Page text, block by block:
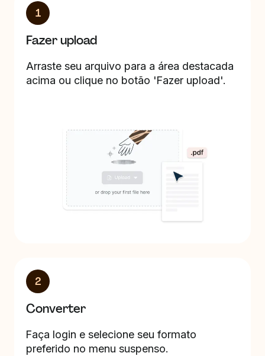
1
Fazer upload
Arraste seu arquivo para a área destacada
acima ou clique no botão 'Fazer upload'.
2
Converter
Faça login e selecione seu formato
preferido no menu suspenso.